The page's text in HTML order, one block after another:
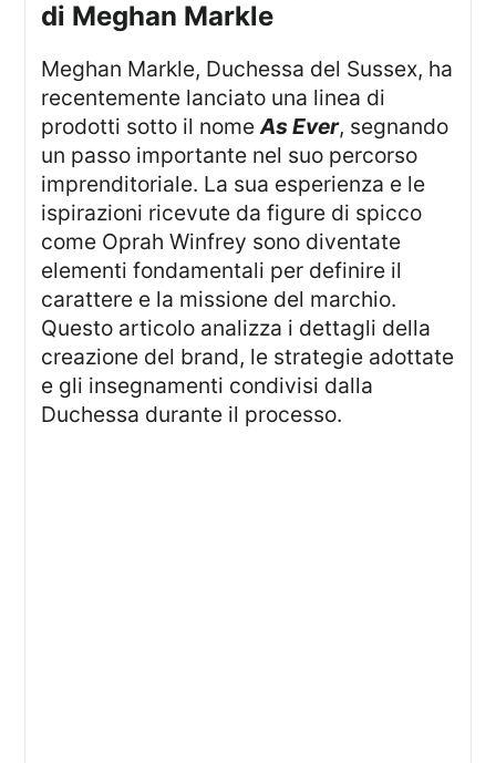
di Meghan Markle
Meghan Markle, Duchessa del Sussex, ha
recentemente lanciato una linea di
prodotti sotto il nomeAs Ever, segnando
un passo importante nel suo percorso
imprenditoriale. La sua esperienza e le
ispirazioni ricevute da figure di spicco
come Oprah Winfrey sono diventate
elementi fondamentali per definire il
carattere e la missione del marchio.
Questo articolo analizza i dettagli della
creazione del brand, le strategie adottate
e gli insegnamenti condivisi dalla
Duchessa durante il processo.